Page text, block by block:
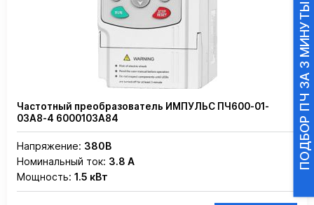
Частотный преобразователь ИМПУЛЬС ПЧ600-01-
03А8-4 6000103А84
Напряжение: 380В
Номинальный ток: 3.8 А
Мощность: 1.5 кВт
ПОДБОР ПЧ ЗА 3 МИНУТЫ